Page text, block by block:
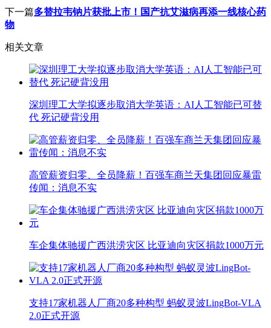
下一篇多替拉韦钠片获批上市！国产抗艾滋病再添一线核心药
物
相关文章
深圳理工大学拟逐步取消大学英语：AI人工智能已可替
代 死记硬背没用
高管薪资归零、全员降薪！百强车商兰天集团回应暴雷
传闻：消息不实
车企集体驰援广西洪涝灾区 比亚迪向灾区捐款1000万元
支持17家机器人厂商20多种构型 蚂蚁灵波LingBot-VLA
2.0正式开源